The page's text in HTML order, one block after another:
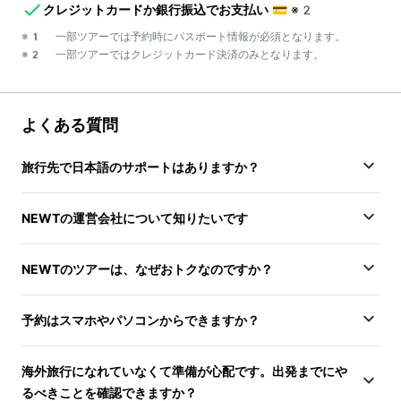
クレジットカードか銀行振込でお支払い 💳 ※2
※1 一部ツアーでは予約時にパスポート情報が必須となります。
※2 一部ツアーではクレジットカード決済のみとなります。
よくある質問
旅行先で日本語のサポートはありますか？
NEWTの運営会社について知りたいです
NEWTのツアーは、なぜおトクなのですか？
予約はスマホやパソコンからできますか？
海外旅行になれていなくて準備が心配です。出発までにや
るべきことを確認できますか？